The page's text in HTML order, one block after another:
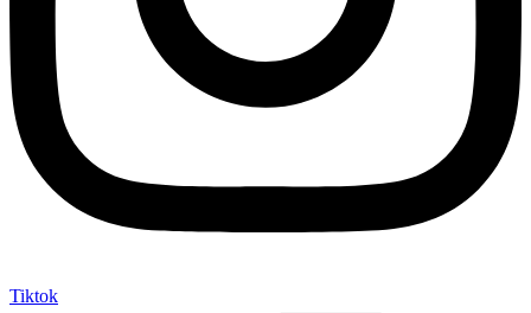
Tiktok